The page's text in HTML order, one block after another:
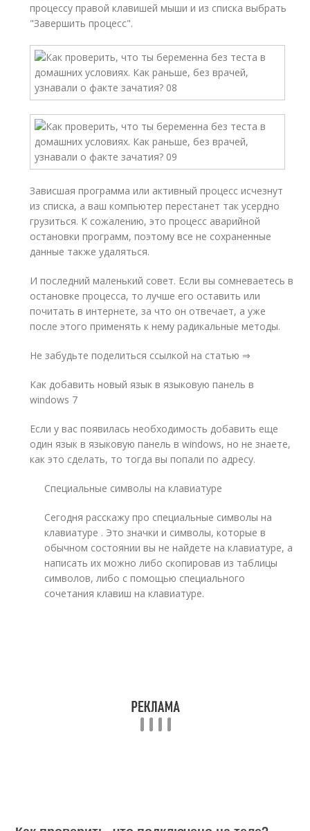
процессу правой клавишей мыши и из списка выбрать
"Завершить процесс".
Зависшая программа или активный процесс исчезнут
из списка, а ваш компьютер перестанет так усердно
грузиться. К сожалению, это процесс аварийной
остановки программ, поэтому все не сохраненные
данные также удаляться.
И последний маленький совет. Если вы сомневаетесь в
остановке процесса, то лучше его оставить или
почитать в интернете, за что он отвечает, а уже
после этого применять к нему радикальные методы.
Не забудьте поделиться ссылкой на статью ⇒
Как добавить новый язык в языковую панель в
windows 7
Если у вас появилась необходимость добавить еще
один язык в языковую панель в windows, но не знаете,
как это сделать, то тогда вы попали по адресу.
Специальные символы на клавиатуре
Сегодня расскажу про специальные символы на
клавиатуре . Это значки и символы, которые в
обычном состоянии вы не найдете на клавиатуре, а
написать их можно либо скопировав из таблицы
символов, либо с помощью специального
сочетания клавиш на клавиатуре.